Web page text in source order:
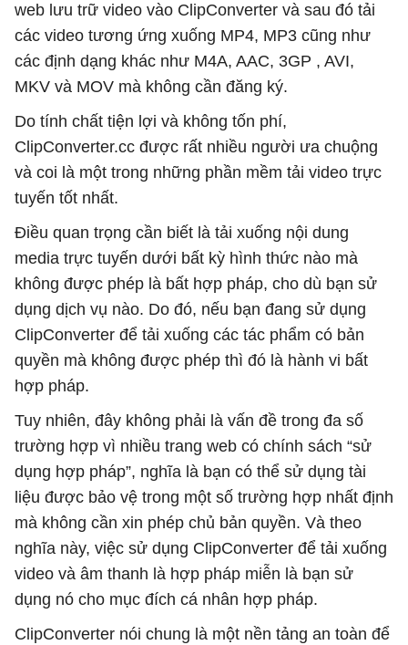
web lưu trữ video vào ClipConverter và sau đó tải
các video tương ứng xuống MP4, MP3 cũng như
các định dạng khác như M4A, AAC, 3GP , AVI,
MKV và MOV mà không cần đăng ký.
Do tính chất tiện lợi và không tốn phí,
ClipConverter.cc được rất nhiều người ưa chuộng
và coi là một trong những phần mềm tải video trực
tuyến tốt nhất.
Điều quan trọng cần biết là tải xuống nội dung
media trực tuyến dưới bất kỳ hình thức nào mà
không được phép là bất hợp pháp, cho dù bạn sử
dụng dịch vụ nào. Do đó, nếu bạn đang sử dụng
ClipConverter để tải xuống các tác phẩm có bản
quyền mà không được phép thì đó là hành vi bất
hợp pháp.
Tuy nhiên, đây không phải là vấn đề trong đa số
trường hợp vì nhiều trang web có chính sách “sử
dụng hợp pháp”, nghĩa là bạn có thể sử dụng tài
liệu được bảo vệ trong một số trường hợp nhất định
mà không cần xin phép chủ bản quyền. Và theo
nghĩa này, việc sử dụng ClipConverter để tải xuống
video và âm thanh là hợp pháp miễn là bạn sử
dụng nó cho mục đích cá nhân hợp pháp.
ClipConverter nói chung là một nền tảng an toàn để